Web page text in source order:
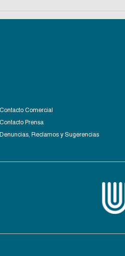
Contacto Comercial
Contacto Prensa
Denuncias, Reclamos y Sugerencias